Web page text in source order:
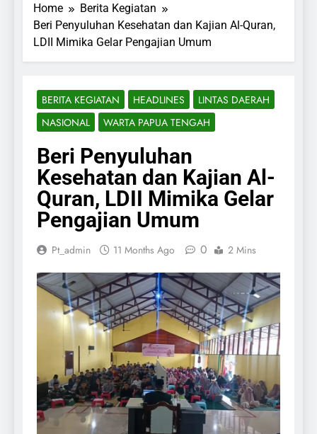
Home
Berita Kegiatan
Beri Penyuluhan Kesehatan dan Kajian Al-Quran,
LDII Mimika Gelar Pengajian Umum
BERITA KEGIATAN HEADLINES
LINTAS DAERAH
NASIONAL
WARTA PAPUA TENGAH
Beri Penyuluhan
Kesehatan dan Kajian Al-
Quran, LDII Mimika Gelar
Pengajian Umum
Pt_admin 11 Months Ago 0 2 Mins